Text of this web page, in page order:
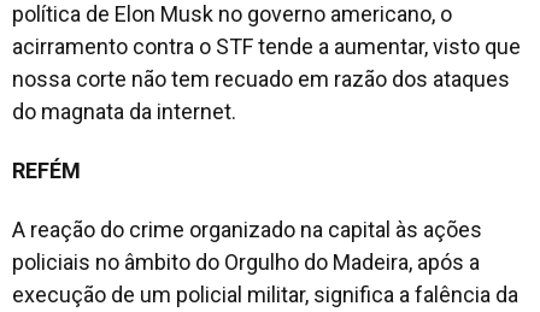
política de Elon Musk no governo americano, o
acirramento contra o STF tende a aumentar, visto que
nossa corte não tem recuado em razão dos ataques
do magnata da internet.
REFÉM
A reação do crime organizado na capital às ações
policiais no âmbito do Orgulho do Madeira, após a
execução de um policial militar, significa a falência da